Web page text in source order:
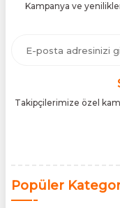
distribütörlüğünü
etmektedir. Tüm
üretici iş birlikleriyle
Türkiye pazarına
genelinde milyonlarca
Türk tüketicilerle
Kampanya ve
Takipçilerimize özel
Popüler